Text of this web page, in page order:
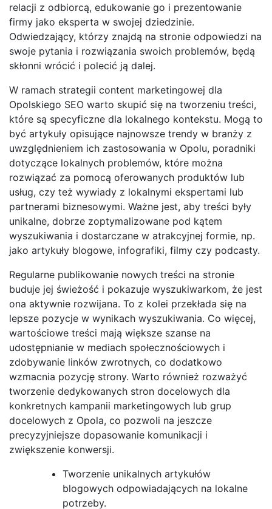
relacji z odbiorcą, edukowanie go i prezentowanie
firmy jako eksperta w swojej dziedzinie.
Odwiedzający, którzy znajdą na stronie odpowiedzi na
swoje pytania i rozwiązania swoich problemów, będą
skłonni wrócić i polecić ją dalej.
W ramach strategii content marketingowej dla
Opolskiego SEO warto skupić się na tworzeniu treści,
które są specyficzne dla lokalnego kontekstu. Mogą to
być artykuły opisujące najnowsze trendy w branży z
uwzględnieniem ich zastosowania w Opolu, poradniki
dotyczące lokalnych problemów, które można
rozwiązać za pomocą oferowanych produktów lub
usług, czy też wywiady z lokalnymi ekspertami lub
partnerami biznesowymi. Ważne jest, aby treści były
unikalne, dobrze zoptymalizowane pod kątem
wyszukiwania i dostarczane w atrakcyjnej formie, np.
jako artykuły blogowe, infografiki, filmy czy podcasty.
Regularne publikowanie nowych treści na stronie
buduje jej świeżość i pokazuje wyszukiwarkom, że jest
ona aktywnie rozwijana. To z kolei przekłada się na
lepsze pozycje w wynikach wyszukiwania. Co więcej,
wartościowe treści mają większe szanse na
udostępnianie w mediach społecznościowych i
zdobywanie linków zwrotnych, co dodatkowo
wzmacnia pozycję strony. Warto również rozważyć
tworzenie dedykowanych stron docelowych dla
konkretnych kampanii marketingowych lub grup
docelowych z Opola, co pozwoli na jeszcze
precyzyjniejsze dopasowanie komunikacji i
zwiększenie konwersji.
Tworzenie unikalnych artykułów
blogowych odpowiadających na lokalne
potrzeby.